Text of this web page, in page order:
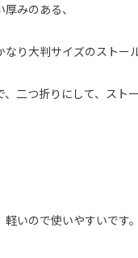
みのある、
り大判サイズのストール
二つ折りにして、スト
いので使いやすいです。